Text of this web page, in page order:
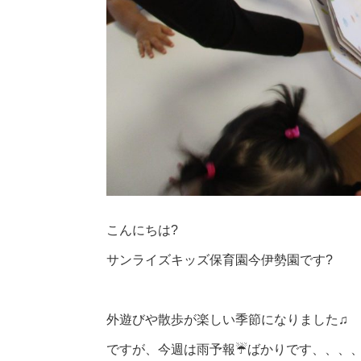
こんにちは?
サンライズキッズ保育園今伊勢園です?
外遊びや散歩が楽しい季節になりました♫
ですが、今週は雨予報☔️ばかりです、、、